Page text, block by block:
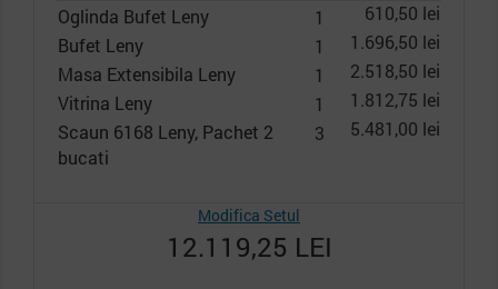
Oglinda Bufet Leny 1
610,50 lei
Bufet Leny
1
1.696,50 lei
Masa Extensibila Leny
1
2.518,50 lei
Vitrina Leny
1
1.812,75 lei
Scaun 6168 Leny, Pachet 2
bucati
3 5.481,00 lei
Modifica Setul
12.119,25 LEI